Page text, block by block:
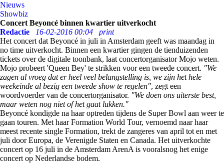
Nieuws
Showbiz
Concert Beyoncé binnen kwartier uitverkocht
Redactie
16-02-2016 00:04
print
Het concert dat Beyoncé in juli in Amsterdam geeft was maandag in
no time uitverkocht. Binnen een kwartier gingen de tienduizenden
tickets over de digitale toonbank, laat concertorganisator Mojo weten.
Mojo probeert 'Queen Bey' te strikken voor een tweede concert. "We
zagen al vroeg dat er heel veel belangstelling is, we zijn het hele
weekeinde al bezig een tweede show te regelen", zegt een
woordvoerder van de concertorganisator. "We doen ons uiterste best,
maar weten nog niet of het gaat lukken."
Beyoncé kondigde na haar optreden tijdens de Super Bowl aan weer te
gaan touren. Met haar Formation World Tour, vernoemd naar haar
meest recente single Formation, trekt de zangeres van april tot en met
juli door Europa, de Verenigde Staten en Canada. Het uitverkochte
concert op 16 juli in de Amsterdam ArenA is vooralsnog het enige
concert op Nederlandse bodem.